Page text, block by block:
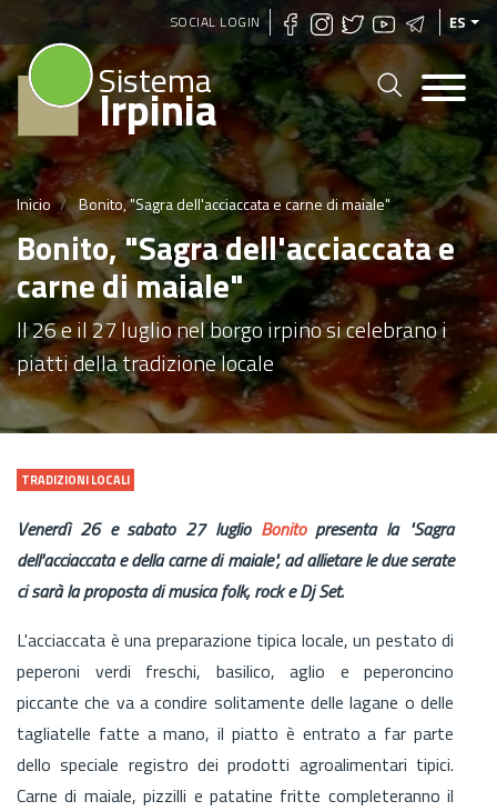
Pasar
al
contenido
principal
SOCIAL LOGIN ES
Sistema
Irpinia
Inicio Bonito, "Sagra dell'acciaccata e carne di maiale"
Bonito, "Sagra dell'acciaccata e
carne di maiale"
Il 26 e il 27 luglio nel borgo irpino si celebrano i
piatti della tradizione locale
TRADIZIONI LOCALI
Venerdì 26 e sabato 27 luglio Bonitopresenta la "Sagra
dell'acciaccata e della carne di maiale", ad allietare le due serate
ci sarà la proposta di musica folk, rock e Dj Set.
L'acciaccata è una preparazione tipica locale, un pestato di
peperoni verdi freschi, basilico, aglio e peperoncino
piccante che va a condire solitamente delle lagane o delle
tagliatelle fatte a mano, il piatto è entrato a far parte
dello speciale registro dei prodotti agroalimentari tipici.
Carne di maiale, pizzilli e patatine fritte completeranno il